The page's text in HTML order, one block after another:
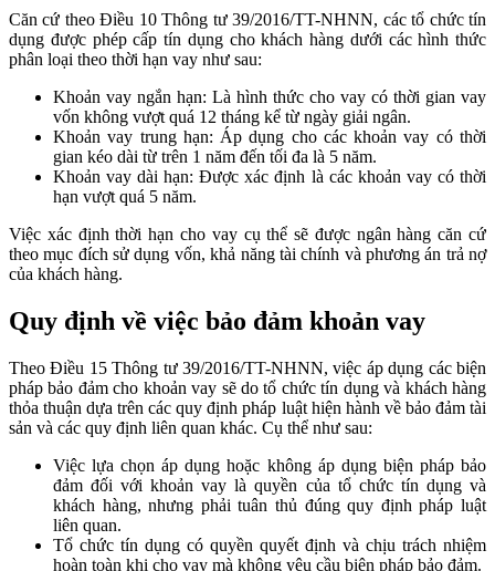
Căn cứ theo Điều 10 Thông tư 39/2016/TT-NHNN, các tổ chức tín
dụng được phép cấp tín dụng cho khách hàng dưới các hình thức
phân loại theo thời hạn vay như sau:
Khoản vay ngắn hạn: Là hình thức cho vay có thời gian vay
vốn không vượt quá 12 tháng kể từ ngày giải ngân.
Khoản vay trung hạn: Áp dụng cho các khoản vay có thời
gian kéo dài từ trên 1 năm đến tối đa là 5 năm.
Khoản vay dài hạn: Được xác định là các khoản vay có thời
hạn vượt quá 5 năm.
Việc xác định thời hạn cho vay cụ thể sẽ được ngân hàng căn cứ
theo mục đích sử dụng vốn, khả năng tài chính và phương án trả nợ
của khách hàng.
Quy định về việc bảo đảm khoản vay
Theo Điều 15 Thông tư 39/2016/TT-NHNN, việc áp dụng các biện
pháp bảo đảm cho khoản vay sẽ do tổ chức tín dụng và khách hàng
thỏa thuận dựa trên các quy định pháp luật hiện hành về bảo đảm tài
sản và các quy định liên quan khác. Cụ thể như sau:
Việc lựa chọn áp dụng hoặc không áp dụng biện pháp bảo
đảm đối với khoản vay là quyền của tổ chức tín dụng và
khách hàng, nhưng phải tuân thủ đúng quy định pháp luật
liên quan.
Tổ chức tín dụng có quyền quyết định và chịu trách nhiệm
hoàn toàn khi cho vay mà không yêu cầu biện pháp bảo đảm.